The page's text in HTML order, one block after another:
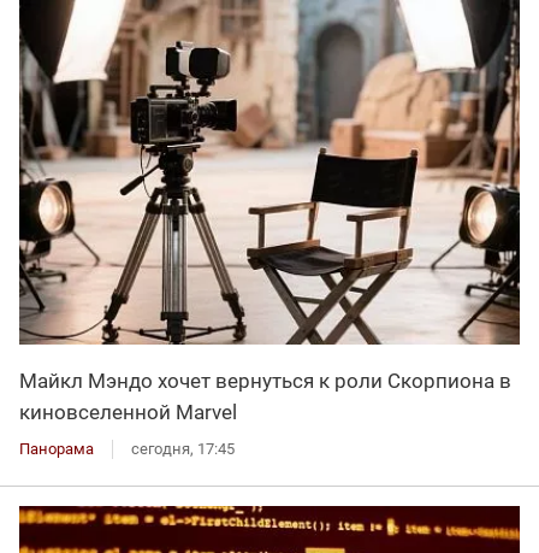
Майкл Мэндо хочет вернуться к роли Скорпиона в
киновселенной Marvel
Панорама сегодня, 17:45